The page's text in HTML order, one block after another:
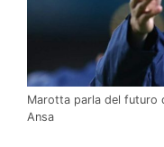
Marotta parla del futuro
Ansa